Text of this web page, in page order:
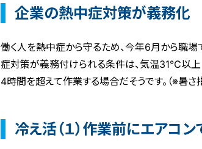
企業の熱中症対策が義務化
働く人を熱中症から守るため、今年6月から職
症対策が義務付けられる条件は、気温31℃以
4時間を超えて作業する場合だそうです。（※暑さ
冷え活（１）作業前にエアコ